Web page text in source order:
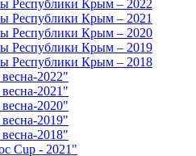
Республики Крым – 2022
Республики Крым – 2021
Республики Крым – 2020
Республики Крым – 2019
Республики Крым – 2018
2022"
2021"
2020"
2019"
2018"
Cup - 2021"